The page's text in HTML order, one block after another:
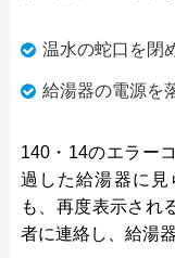
温水の蛇口を閉
給湯器の電源を
140・14のエラー
過した給湯器に見
も、再度表示され
者に連絡し、給湯